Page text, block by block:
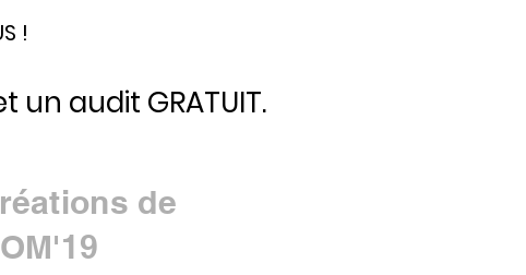
!
audit GRATUIT.
de